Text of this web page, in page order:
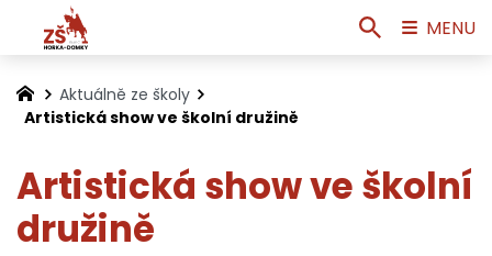
Aktuálně ze školy
Artistická show ve školní družině
Artistická show ve školní
družině
MENU